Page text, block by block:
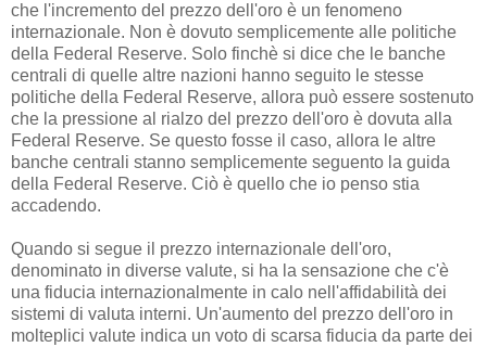
che l'incremento del prezzo dell'oro è un fenomeno
internazionale. Non è dovuto semplicemente alle politiche
della Federal Reserve. Solo finchè si dice che le banche
centrali di quelle altre nazioni hanno seguito le stesse
politiche della Federal Reserve, allora può essere sostenuto
che la pressione al rialzo del prezzo dell'oro è dovuta alla
Federal Reserve. Se questo fosse il caso, allora le altre
banche centrali stanno semplicemente seguento la guida
della Federal Reserve. Ciò è quello che io penso stia
accadendo.
Quando si segue il prezzo internazionale dell'oro,
denominato in diverse valute, si ha la sensazione che c'è
una fiducia internazionalmente in calo nell'affidabilità dei
sistemi di valuta interni. Un'aumento del prezzo dell'oro in
molteplici valute indica un voto di scarsa fiducia da parte dei